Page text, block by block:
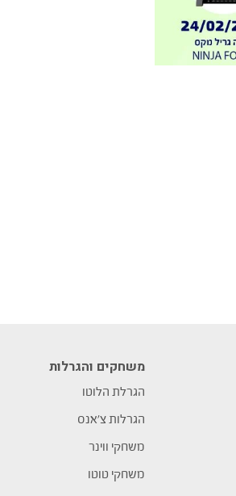
משחקים והגרלות
הגרלת הלוטו
הגרלות צ’אנס
משחקי ווינר
משחקי טוטו